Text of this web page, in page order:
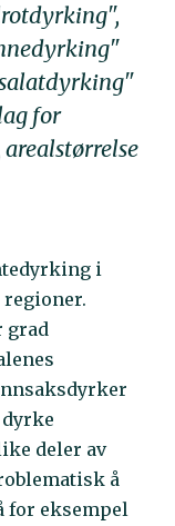
for
i
grad
deler av
å
for eksempel